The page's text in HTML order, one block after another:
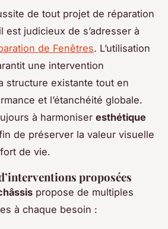
de tout projet de réparation
est judicieux de s’adresser à
de Fenêtres. L’utilisation
une intervention
structure existante tout en
et l’étanchéité globale.
à harmoniser esthétique
de préserver la valeur visuelle
de vie.
proposées
propose de multiples
à chaque besoin :